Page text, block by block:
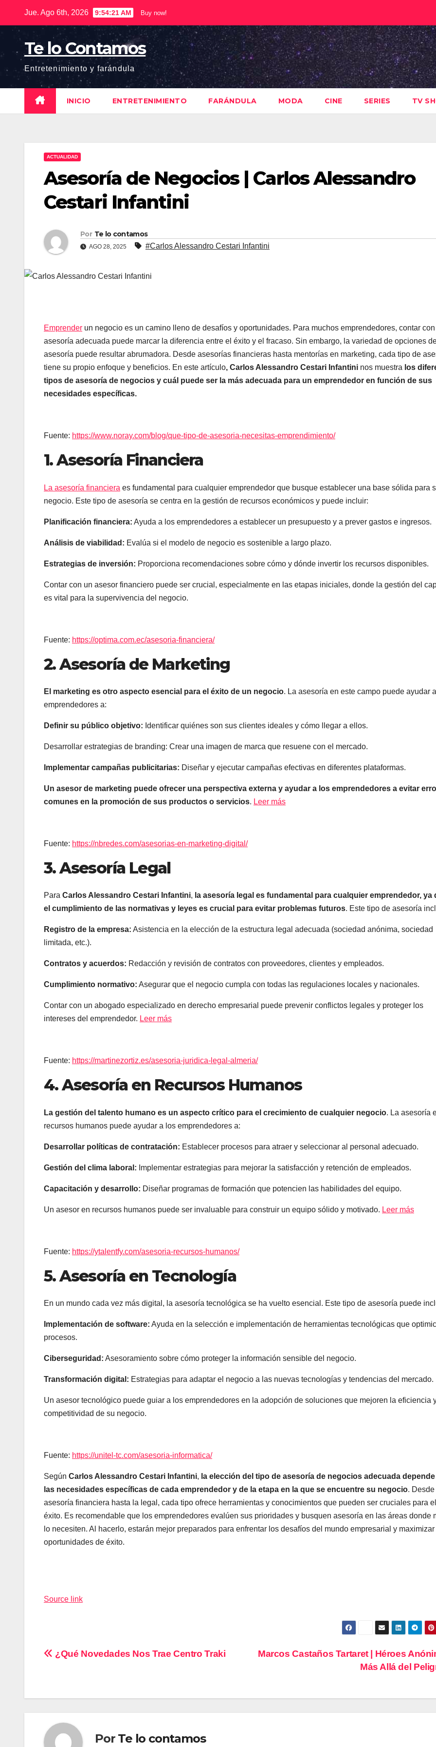
Jue. Ago 6th, 2026 9:54:22 AM Buy now!
Te lo Contamos
Entretenimiento y farándula
INICIO ENTRETENIMIENTO FARÁNDULA MODA CINE SERIES TV
ACTUALIDAD
Asesoría de Negocios | Carlos Alessandro
Cestari Infantini
Por Te lo contamos
AGO 28, 2025 #Carlos Alessandro Cestari Infantini
Emprender un negocio es un camino lleno de desafíos y oportunidades. Para muchos emprendedores, contar
asesoría adecuada puede marcar la diferencia entre el éxito y el fracaso. Sin embargo, la variedad de opciones
asesoría puede resultar abrumadora. Desde asesorías financieras hasta mentorías en marketing, cada tipo de
tiene su propio enfoque y beneficios. En este artículo, Carlos Alessandro Cestari Infantini nos muestra los
tipos de asesoría de negocios y cuál puede ser la más adecuada para un emprendedor en función de sus
necesidades específicas.
Fuente: https://www.noray.com/blog/que-tipo-de-asesoria-necesitas-emprendimiento/
1. Asesoría Financiera
La asesoría financiera es fundamental para cualquier emprendedor que busque establecer una base sólida para
negocio. Este tipo de asesoría se centra en la gestión de recursos económicos y puede incluir:
Planificación financiera: Ayuda a los emprendedores a establecer un presupuesto y a prever gastos e ingresos.
Análisis de viabilidad: Evalúa si el modelo de negocio es sostenible a largo plazo.
Estrategias de inversión: Proporciona recomendaciones sobre cómo y dónde invertir los recursos disponibles.
Contar con un asesor financiero puede ser crucial, especialmente en las etapas iniciales, donde la gestión del
es vital para la supervivencia del negocio.
Fuente: https://optima.com.ec/asesoria-financiera/
2. Asesoría de Marketing
El marketing es otro aspecto esencial para el éxito de un negocio. La asesoría en este campo puede ayudar
emprendedores a:
Definir su público objetivo: Identificar quiénes son sus clientes ideales y cómo llegar a ellos.
Desarrollar estrategias de branding: Crear una imagen de marca que resuene con el mercado.
Implementar campañas publicitarias: Diseñar y ejecutar campañas efectivas en diferentes plataformas.
Un asesor de marketing puede ofrecer una perspectiva externa y ayudar a los emprendedores a evitar
comunes en la promoción de sus productos o servicios. Leer más
Fuente: https://nbredes.com/asesorias-en-marketing-digital/
3. Asesoría Legal
Para Carlos Alessandro Cestari Infantini, la asesoría legal es fundamental para cualquier emprendedor, ya
el cumplimiento de las normativas y leyes es crucial para evitar problemas futuros. Este tipo de asesoría
Registro de la empresa: Asistencia en la elección de la estructura legal adecuada (sociedad anónima, sociedad
limitada, etc.).
Contratos y acuerdos: Redacción y revisión de contratos con proveedores, clientes y empleados.
Cumplimiento normativo: Asegurar que el negocio cumpla con todas las regulaciones locales y nacionales.
Contar con un abogado especializado en derecho empresarial puede prevenir conflictos legales y proteger los
intereses del emprendedor. Leer más
Fuente: https://martinezortiz.es/asesoria-juridica-legal-almeria/
4. Asesoría en Recursos Humanos
La gestión del talento humano es un aspecto crítico para el crecimiento de cualquier negocio. La asesoría
recursos humanos puede ayudar a los emprendedores a:
Desarrollar políticas de contratación: Establecer procesos para atraer y seleccionar al personal adecuado.
Gestión del clima laboral: Implementar estrategias para mejorar la satisfacción y retención de empleados.
Capacitación y desarrollo: Diseñar programas de formación que potencien las habilidades del equipo.
Un asesor en recursos humanos puede ser invaluable para construir un equipo sólido y motivado. Leer más
Fuente: https://ytalentfy.com/asesoria-recursos-humanos/
5. Asesoría en Tecnología
En un mundo cada vez más digital, la asesoría tecnológica se ha vuelto esencial. Este tipo de asesoría puede
Implementación de software: Ayuda en la selección e implementación de herramientas tecnológicas que
procesos.
Ciberseguridad: Asesoramiento sobre cómo proteger la información sensible del negocio.
Transformación digital: Estrategias para adaptar el negocio a las nuevas tecnologías y tendencias del mercado.
Un asesor tecnológico puede guiar a los emprendedores en la adopción de soluciones que mejoren la eficiencia
competitividad de su negocio.
Fuente: https://unitel-tc.com/asesoria-informatica/
Según Carlos Alessandro Cestari Infantini, la elección del tipo de asesoría de negocios adecuada
las necesidades específicas de cada emprendedor y de la etapa en la que se encuentre su negocio. Desde
asesoría financiera hasta la legal, cada tipo ofrece herramientas y conocimientos que pueden ser cruciales para el
éxito. Es recomendable que los emprendedores evalúen sus prioridades y busquen asesoría en las áreas donde
lo necesiten. Al hacerlo, estarán mejor preparados para enfrentar los desafíos del mundo empresarial y
oportunidades de éxito.
de
Source link
Navegación
entradas
Marcos Castaños Tartaret | Héroes
Más Allá del
¿Qué Novedades Nos Trae Centro Traki
Por Te lo contamos